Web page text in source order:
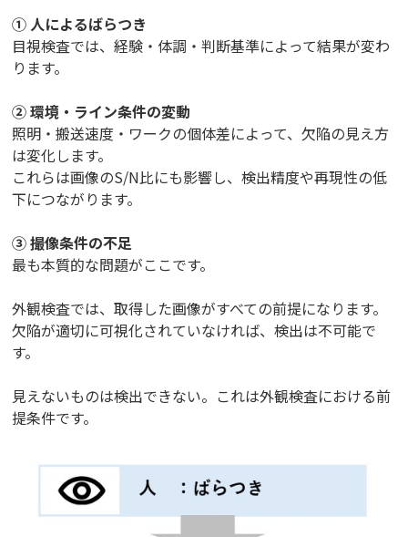
① 人によるばらつき
目視検査では、経験・体調・判断基準によって結果が変わ
ります。
② 環境・ライン条件の変動
照明・搬送速度・ワークの個体差によって、欠陥の見え方
は変化します。
これらは画像のS/N比にも影響し、検出精度や再現性の低
下につながります。
③ 撮像条件の不足
最も本質的な問題がここです。
外観検査では、取得した画像がすべての前提になります。
欠陥が適切に可視化されていなければ、検出は不可能で
す。
見えないものは検出できない。これは外観検査における前
提条件です。